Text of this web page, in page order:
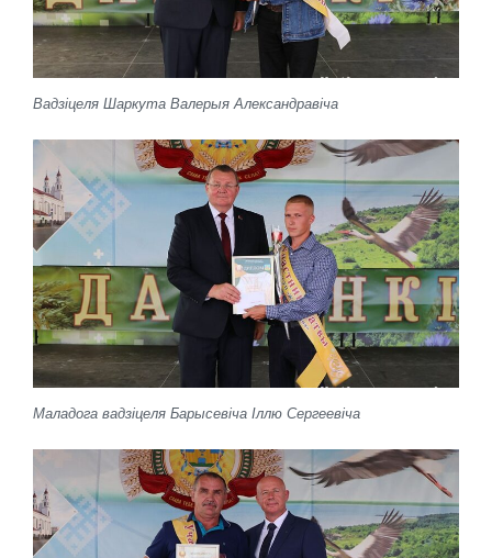
Вадзіцеля Шаркута Валерыя Александравіча
Маладога вадзіцеля Барысевіча Іллю Сергеевіча